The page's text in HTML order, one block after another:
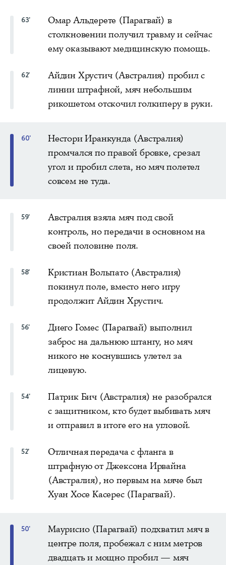
63'
Омар Альдерете (Парагвай) в
столкновении получил травму и сейчас
ему оказывают медицинскую помощь.
62'
Айдин Хрустич (Австралия) пробил с
линии штрафной, мяч небольшим
рикошетом отскочил голкиперу в руки.
60'
Нестори Иранкунда (Австралия)
промчался по правой бровке, срезал
угол и пробил слета, но мяч полетел
совсем не туда.
59'
Австралия взяла мяч под свой
контроль, но передачи в основном на
своей половине поля.
58'
Кристиан Вольпато (Австралия)
покинул поле, вместо него игру
продолжит Айдин Хрустич.
56'
Диего Гомес (Парагвай) выполнил
заброс на дальнюю штангу, но мяч
никого не коснувшись улетел за
лицевую.
54'
Патрик Бич (Австралия) не разобрался
с защитником, кто будет выбивать мяч
и отправил в итоге его на угловой.
52'
Отличная передача с фланга в
штрафную от Джексона Ирвайна
(Австралия), но первым на мяче был
Хуан Хосе Касерес (Парагвай).
50'
Маурисио (Парагвай) подхватил мяч в
центре поля, пробежал с ним метров
двадцать и мощно пробил — мяч